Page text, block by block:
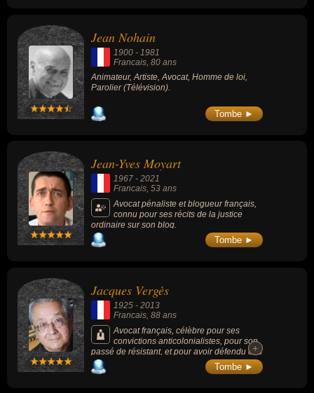
Jean Nohain
1900 - 1981
Francais, 80 ans
Animateur, Artiste, Avocat, Homme de loi,
Parolier (Télévision).
Tombe ►
Jean-Yves Moyart
1967 - 2021
Francais, 53 ans
Avocat pénaliste et blogueur français,
connu pour ses récits de la justice
ordinaire sur son blog.
Tombe ►
Jacques Vergès
1925 - 2013
Francais, 88 ans
Avocat français, célèbre pour ses
convictions anticolonialistes, pour son
passé de résistant, et pour avoir défendu des
personnes ayant commis des crimes
particulièrement graves, tel que l'auteur de
+
+
Tombe ►